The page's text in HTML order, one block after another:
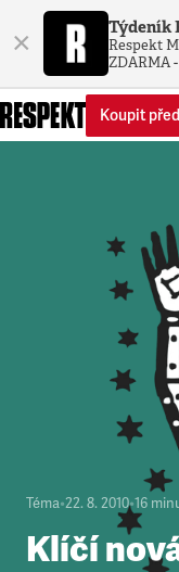
× Týdeník
Respekt
ZDARMA
Koupit
Téma•22. 8. 2010•16
Klíčí